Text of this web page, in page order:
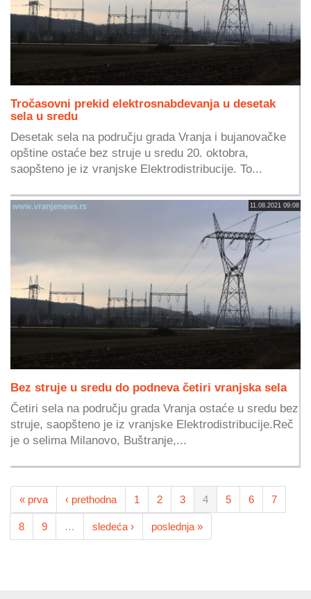
Tročasovni prekid elektrosnabdevanja u desetak
sela u sredu
Desetak sela na području grada Vranja i bujanovačke
opštine ostaće bez struje u sredu 20. oktobra,
saopšteno je iz vranjske Elektrodistribucije. To...
11.08.2021 09:08
Bez struje u sredu do podneva četiri vranjska sela
Četiri sela na području grada Vranja ostaće u sredu bez
struje, saopšteno je iz vranjske Elektrodistribucije.Reč
je o selima Milanovo, Buštranje,...
« prva ‹ prethodna 1 2 3 4 5 6 7
8 9 … sledeća › poslednja »